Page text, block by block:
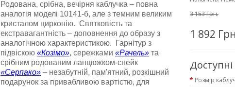
Родована, срібна, вечірня каблучка – повна
аналогія моделі 10141-б, але з темним великим
кристалом цирконію. Святковість та
екстравагантність – доповнення до образу з
аналогічною характеристикою. Гарнітур з
підвіскою «Козімо», сережками «Рачель» та
срібним родованим ланцюжком-снейк
«Серпако» – незабутній, пам'ятний, розкішний
подарунок за привабливою вартістю, для
3 153 Грн.
1 892
Доступні
Розмір